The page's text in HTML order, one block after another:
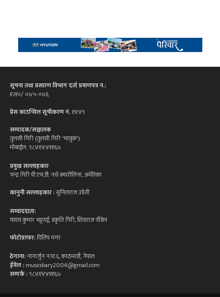
सूचना तथा प्रसारण विभाग दर्ता प्रमाणपत्र न.:
१२१०/ ०७५-०७६
प्रेस काउन्सिल सूचीकरण नं.१४४९
सम्पादक/सञ्चालक
तुलसी गिरी (तुलसी गिरी 'भावुक')
मोबाईल: ९८४१४४११६७
प्रमुख सल्लाहकार
चन्द्र गिरी पी.एच.डी. नर्थ क्यारोलिना, अमेरिका
कानुनी सल्लाहकार :सुनिलराज उप्रेती
सम्वाददाता:
यादव कुमार भट्टराई, प्रकृति गिरी, शिवराज पौडेल
फोटोग्राफर:दिलिप मगर
ठेगाना:नागार्जुन न.पा.६, काठमाडौं, नेपाल
ईमेल :musicdiary2004@gmail.com
सम्पर्क :९८४१४४११६७